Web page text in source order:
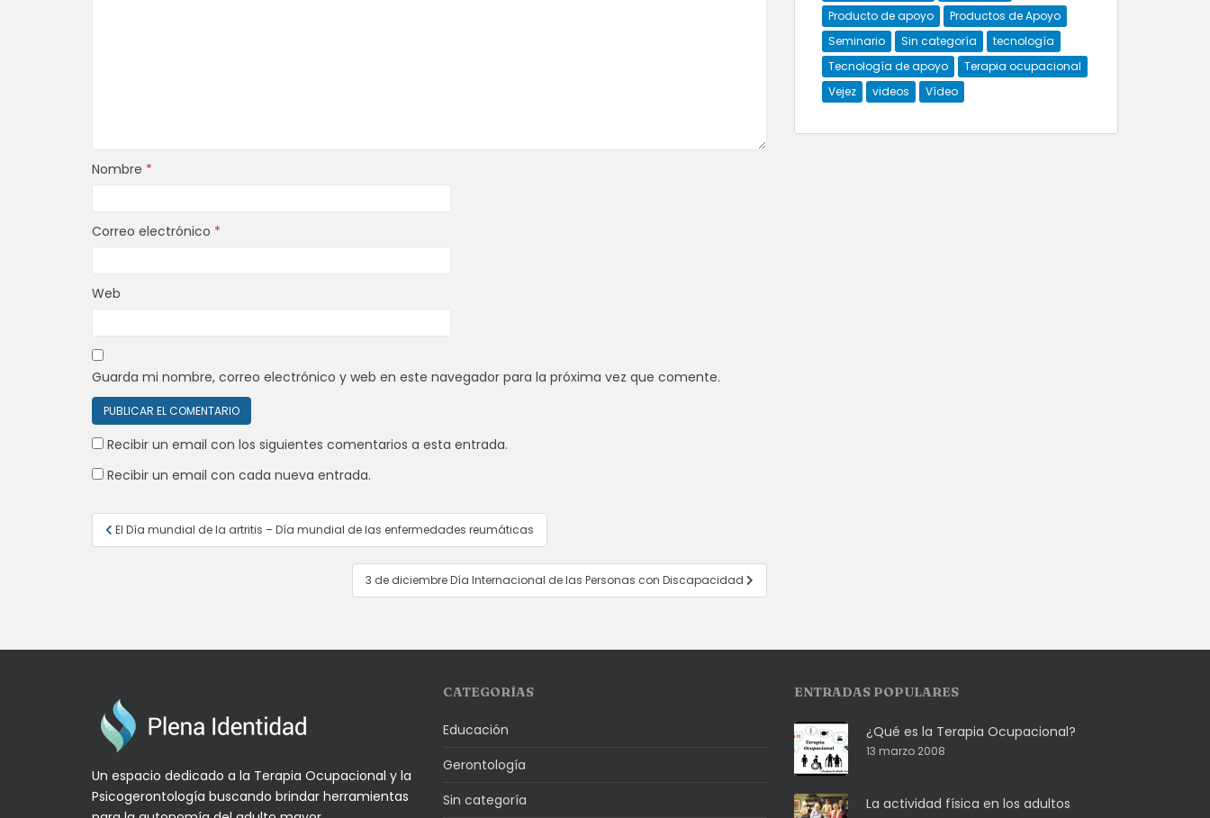
Nombre *
Correo electrónico *
Web
Guarda mi nombre, correo electrónico y web en este navegador para la próxima vez que comente.
Recibir un email con los siguientes comentarios a esta entrada.
Recibir un email con cada nueva entrada.
Navegación
de
El Día mundial de la artritis – Día mundial de las enfermedades reumáticas
3 de diciembre Día Internacional de las Personas con Discapacidad
Producto de apoyo
Productos de Apoyo
Seminario
Sin categoría
tecnología
Tecnología de apoyo
Terapia ocupacional
Vejez
videos Vídeo
Un espacio dedicado a la Terapia Ocupacional y la
Psicogerontología buscando brindar herramientas
CATEGORÍAS
Educación
Gerontología
Sin categoría
ENTRADAS POPULARES
¿Qué es la Terapia Ocupacional?
13 marzo 2008
La actividad física en los adultos